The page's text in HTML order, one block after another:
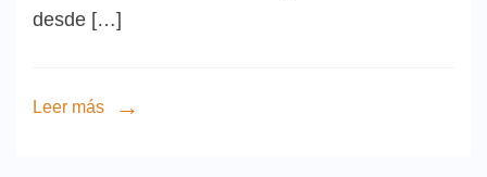
desde […]
Leer más